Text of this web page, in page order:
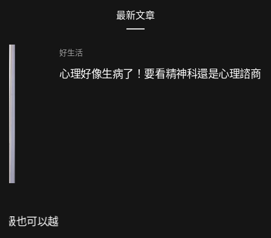
最新文章
心理好像生病了！要看精神科還是心理諮商？